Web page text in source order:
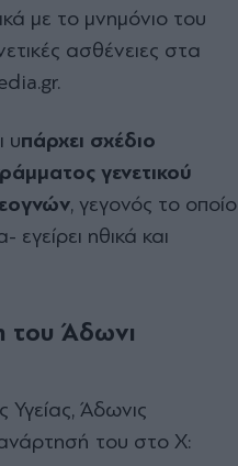
με το μνημόνιο του
ασθένειες στα
υπάρχει σχέδιο
γενετικού
, γεγονός το οποίο
ηθικά και
του Άδωνι
Υγείας, Άδωνις
του στο Χ: